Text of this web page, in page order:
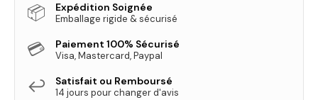
📦 Expédition Soignée
Emballage rigide & sécurisé
💳 Paiement 100% Sécurisé
Visa, Mastercard, Paypal
↩️ Satisfait ou Remboursé
14 jours pour changer d'avis